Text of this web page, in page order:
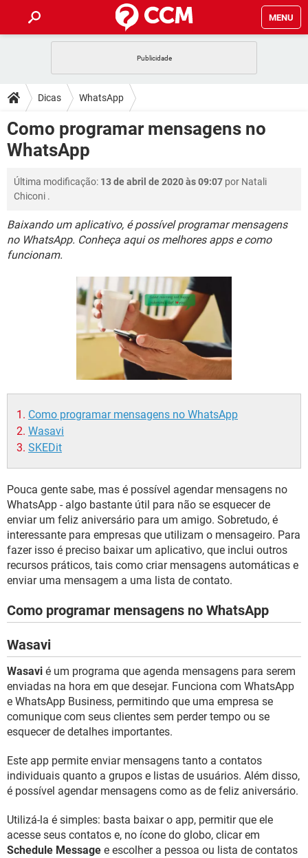
MENU
CELULAR
OUTLOOK EXCEL
INSTAGRAM
DICAS
JOGOS
CELULAR FACEBOOK
INSTAGRAM GMAIL
DOWNLOADS
JOGOS
OUTLOOK
INSTAGRAM GMAIL
GUIA DE COMPRAS
FÓRUM
JOGOS WHATSAPP
OUTLOOK EXCEL
INSTAGRAM
GUIA DE COMPRAS
GLOSSÁRIO
JOGOS WHATSAPP
CELULAR FACEBOOK
GMAIL
Dicas WhatsApp
Como programar mensagens no
WhatsApp
Última modificação: 13 de abril de 2020 às 09:07 por Natali
Chiconi .
Baixando um aplicativo, é possível programar mensagens
no WhatsApp. Conheça aqui os melhores apps e como
funcionam.
Como programar mensagens no WhatsApp
Wasavi
SKEDit
Pouca gente sabe, mas é possível agendar mensagens no
WhatsApp - algo bastante útil para não se esquecer de
enviar um feliz aniversário para um amigo. Sobretudo, é
interessante para empresas que utilizam o mensageiro. Para
fazer isso é preciso baixar um aplicativo, que inclui outros
recursos práticos, tais como criar mensagens automáticas e
enviar uma mensagem a uma lista de contato.
Como programar mensagens no WhatsApp
Wasavi
Wasavi é um programa que agenda mensagens para serem
enviadas na hora em que desejar. Funciona com WhatsApp
e WhatsApp Business, permitindo que uma empresa se
comunique com seus clientes sem perder tempo ou se
esquecer de detalhes importantes.
Este app permite enviar mensagens tanto a contatos
individuais quanto a grupos e listas de usuários. Além disso,
é possível agendar mensagens como as de feliz aniversário.
Utilizá-la é simples: basta baixar o app, permitir que ele
acesse seus contatos e, no ícone do globo, clicar em
Schedule Message e escolher a pessoa ou lista de contatos